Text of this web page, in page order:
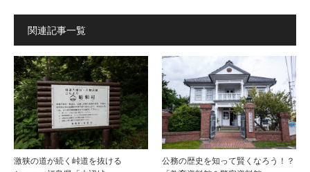
関連記事一覧
激狭の道が続く峠道を抜ける
公務の歴史を知って賢くなろう！？